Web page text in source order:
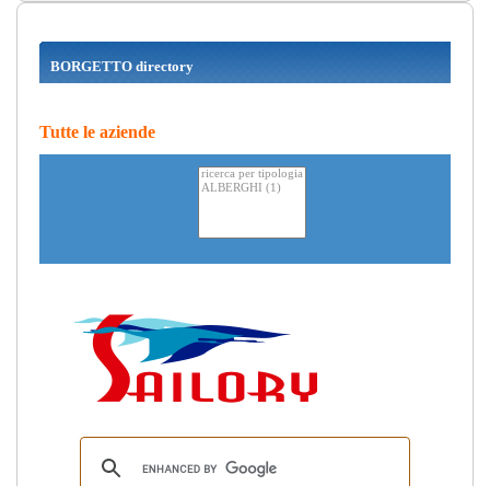
BORGETTO directory
Tutte le aziende